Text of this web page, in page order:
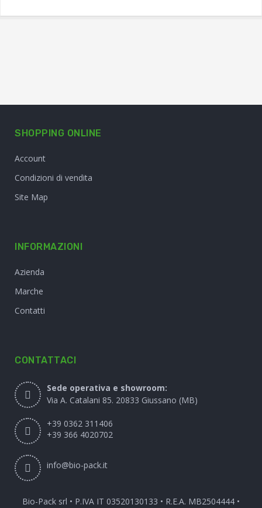
SHOPPING ONLINE
Account
Condizioni di vendita
Site Map
INFORMAZIONI
Azienda
Marche
Contatti
CONTATTACI
Sede operativa e showroom:
Via A. Catalani 85. 20833 Giussano (MB)
+39 0362 311406
+39 366 4020702
info@bio-pack.it
Bio-Pack srl • P.IVA IT 03520130133 • R.E.A. MB2504444 •